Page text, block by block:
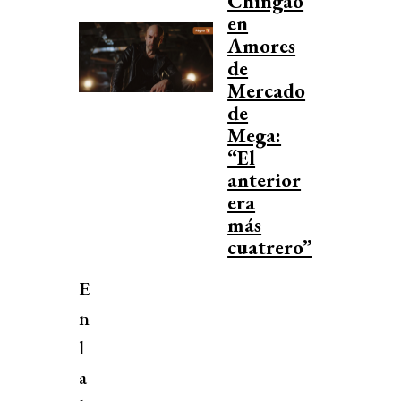
en
Amores
de
Mercado
de
Mega:
“El
anterior
era
más
cuatrero”
E
n
l
a